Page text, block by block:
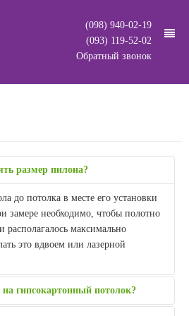
(098) 940-02-19
(093) 119-52-02
Обратный звонок
размер пилона?
до потолка в месте его установки
замере необходимо, чтобы полотно
располагалось максимально
это вдвоем или лазерной
гипсокартонный потолок?